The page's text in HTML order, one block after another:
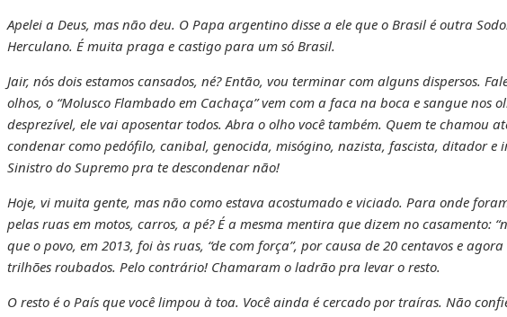
Apelei a Deus, mas não deu. O Papa argentino disse a ele que o Brasil é outra
Herculano. É muita praga e castigo para um só Brasil.
Jair, nós dois estamos cansados, né? Então, vou terminar com alguns dispersos.
olhos, o “Molusco Flambado em Cachaça” vem com a faca na boca e sangue nos
desprezível, ele vai aposentar todos. Abra o olho você também. Quem te chamou
condenar como pedófilo, canibal, genocida, misógino, nazista, fascista, ditador e
Sinistro do Supremo pra te descondenar não!
Hoje, vi muita gente, mas não como estava acostumado e viciado. Para onde
pelas ruas em motos, carros, a pé? É a mesma mentira que dizem no casamento:
que o povo, em 2013, foi às ruas, “de com força”, por causa de 20 centavos e
trilhões roubados. Pelo contrário! Chamaram o ladrão pra levar o resto.
O resto é o País que você limpou à toa. Você ainda é cercado por traíras. Não